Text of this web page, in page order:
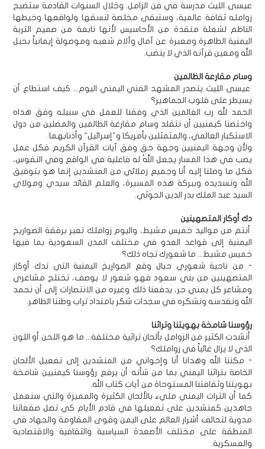
عيسى الليث مدرسة في فن الزامل. وخلال السنوات القادمة ستصبح
زوامله ثقافة عالمية، وستبقى مخلصة لنسقها ولواقعها وخيطها
الناظم لشعلة متقدة من الأحاسيس لأنها نابعة من صميم التربة
اليمنية الطاهرة ومعبرة عن آمال وآلام شعبه وموصولة إيمانياً بحبل
الله ومعين قرآنه الذي لا ينضب.
وسام مقارعة الظالمين
عيسى الليث يتصدر المشهد الفني اليمني اليوم... كيف استطاع أن
يسيطر على قلوب الجماهير؟
الحمد لله رب العالمين الذي وفقنا للعمل في سبيله وفق هداه
واختصنا كيمنيين أن نتقلد وسام مقارعة الظالمين والمضلين من دول
الاستكبار العالمي، والمتمثلين بأمريكا و"إسرائيل" وأذنابهما.
ولأن وجهة اليمنيين وجهة حق وفق آيات القرآن الكريم فكل عمل
يصب في هذا المسار يجعل اللهُ له فاعلية في الواقع وفي النفوس،
فكل ما وصلنا إليه أنا وجميع زملائي من المنشدين إنما هو بتوفيق
الله وتسديده وببركة هذه المسيرة، والعلم القائد سيدي ومولاي
السيد عبد الملك بدر الدين الحوثي.
دك أوكار المتصهينين
أنتم من مواليد خميس مشيط، واليوم زواملك تعبر برفقة الصواريخ
اليمنية إلى قواعد العدو في مختلف المدن السعودية بما فيها
خميس مشيط... ما شعورك تجاه ذلك؟
- من ناحية شعوري حيال وقع الصواريخ اليمنية التي تدك أوكار
المتصهينين من بني سعود فهو شعور لا يوصف، تختلج مشاعري
ومشاعر كل يمني حر، يدفعنا ذلك وغيره من الانتصارات إلى أن نحمد
الله ونقدسه ونشكره في سجدات شكر بامتداد تراب وطننا الطاهر.
رؤوسنا شامخة بهويتنا وتراثنا
أنشدت الكثير من الزوامل بألحان تراثية مختلفة... ما هو اللحن أو اللون
الذي لا يزال غائباً في زواملك؟
- مكننا الله وهدانا أنا وإخواني من المنشدين إلى تفعيل الألحان
الخاصة بتراثنا اليمني بما من شأنه أن يرفع رؤوسنا كيمنيين شامخة
بهويتنا وثقافتنا المستوحاة من آيات كتاب الله.
كما أن التراث اليمني مليء بالألحان الكثيرة والمميزة والتي سنعمل
جاهدين كمنشدين على تفعيلها في قادم الأيام كي تصل صفعاتنا
مدوية لتحالف أشرار العالم على اليمن وقوى المقاومة والجهاد في
المنطقة على مختلف الأصعدة السياسية والثقافية والاقتصادية
والعسكرية.